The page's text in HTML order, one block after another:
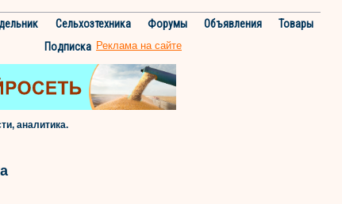
Сельхозтехника Форумы Объявления
Товары
Подписка Реклама на сайте
аналитика.